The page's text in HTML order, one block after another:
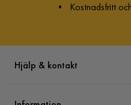
• Kostnadsfritt
Hjälp & kontakt